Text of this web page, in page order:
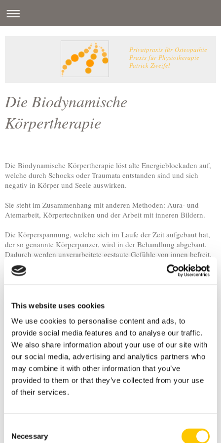
This website uses cookies
We use cookies to personalise content and ads, to
provide social media features and to analyse our traffic.
We also share information about your use of our site with
our social media, advertising and analytics partners who
may combine it with other information that you’ve
provided to them or that they’ve collected from your use
of their services.
Selection
Necessary
Privatpraxis für Osteopathie
Praxis für Physiotherapie
Patrick Zweifel
Die Biodynamische
Körpertherapie
Die Biodynamische Körpertherapie löst alte Energieblockaden auf,
welche durch Schocks oder Traumata entstanden sind und sich
negativ in Körper und Seele auswirken.
Sie steht im Zusammenhang mit anderen Methoden: Aura- und
Atemarbeit, Körpertechniken und der Arbeit mit inneren Bildern.
Die Körperspannung, welche sich im Laufe der Zeit aufgebaut hat,
der so genannte Körperpanzer, wird in der Behandlung abgebaut.
Dadurch werden unverarbeitete gestaute Gefühle von innen befreit.
Es kommt zu einer harmonisierenden und nährenden Wirkung,
seelische Wunden können versorgt und Lebenslust wieder erweckt
Boyesen, lautet:
zirkulierenden Lebensenergie. Dann ist es schön zu leben."
Menschen in diesen Zustand zu führen ist das Grundprinzip unserer
Arbeit.
Während der Behandlung kommt es vor, dass innere Bilder
auftauchen, die ein Zeichen für den angeregten
Selbstheilungsprozess sind.
Kernstück ist die Anregung einer besonderen Darmfunktion, der
Muskulatur und Gewebe und löst sie damit auf.